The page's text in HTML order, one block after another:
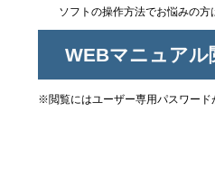
ソフトの操作方法でお悩みの方
WEBマニュアル
※閲覧にはユーザー専用パスワード